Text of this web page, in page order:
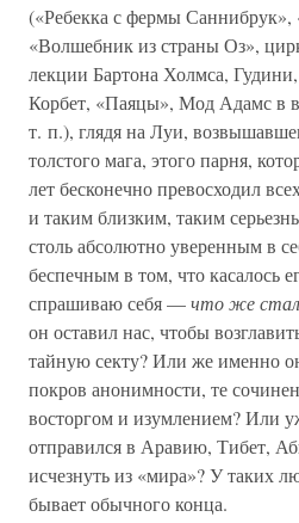
(«Ребекка с фермы Саннибрук»,
«Волшебник из страны Оз»,
лекции Бартона Холмса,
Корбет, «Паяцы», Мод Адамс в
т. п.), глядя на Луи,
толстого мага, этого парня,
лет бесконечно превосходил
и таким близким, таким
столь абсолютно уверенным в
беспечным в том, что касалось
спрашиваю себя —что же
он оставил нас, чтобы
тайную секту? Или же именно
покров анонимности, те
восторгом и изумлением? Или
отправился в Аравию, Тибет,
исчезнуть из «мира»? У таких
бывает обычного конца.